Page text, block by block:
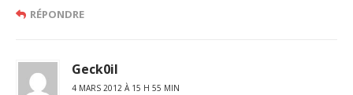
RÉPONDRE
Geck0il
4 MARS 2012 À 15 H 55 MIN